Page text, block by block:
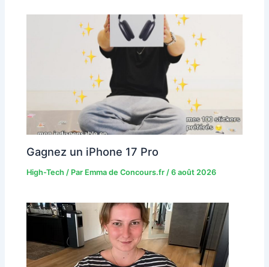
Gagnez un iPhone 17 Pro
High-Tech / Par Emma de Concours.fr /6 août 2026